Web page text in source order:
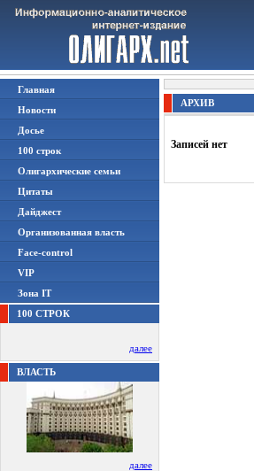
Главная
Новости
Досье
100 строк
Олигархические семьи
Цитаты
Дайджест
Организованная власть
Face-control
VIP
Зона IT
100 СТРОК
далее
ВЛАСТЬ
далее
АРХИВ
Записей нет